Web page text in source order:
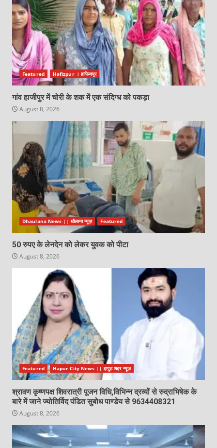
Featured Hafizpur । हाफिजपुर
गांव हाजीपुर में चोरी के शक में एक संदिग्ध को पकड़ा
August 8, 2026
Dhaulana News || धौलाना न्यूज़ Featured
50 रुपए के लेनदेन को लेकर युवक को पीटा
August 8, 2026
Featured Hapur City News || हापुड़ शहर न्यूज़
श्रावण कृष्णपक्ष शिवरात्री पूजन विधि,विभिन्न द्रव्यों से रुद्राभिषेक के
बारे में जाने ज्योतिर्विद पंडित सुबोध पाण्डेय से 9634408321
August 8, 2026